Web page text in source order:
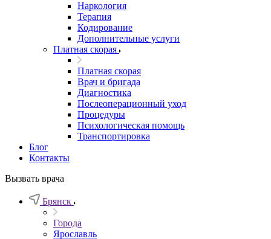
Наркология
Терапия
Кодирование
Дополнительные услуги
Платная скорая
Платная скорая
Врач и бригада
Диагностика
Послеоперационный уход
Процедуры
Психологическая помощь
Транспортировка
Блог
Контакты
Вызвать врача
Брянск
Города
Ярославль